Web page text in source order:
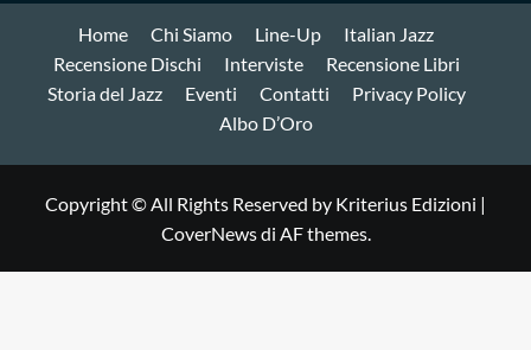
Home Chi Siamo Line-Up
Italian Jazz
Recensione Dischi
Interviste
Recensione Libri
Storia del Jazz
Eventi Contatti
Privacy Policy
Albo D’Oro
Copyright © All Rights Reserved by Kriterius Edizioni |
CoverNewsdi AF themes.